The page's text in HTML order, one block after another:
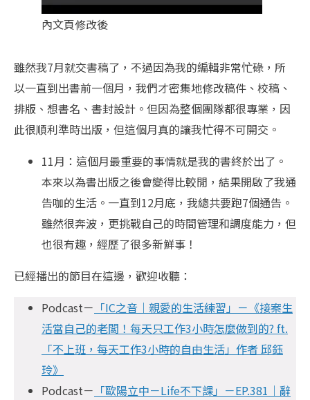
內文頁修改後
雖然我7月就交書稿了，不過因為我的編輯非常忙碌，所
以一直到出書前一個月，我們才密集地修改稿件、校稿、
排版、想書名、書封設計。但因為整個團隊都很專業，因
此很順利準時出版，但這個月真的讓我忙得不可開交。
11月：這個月最重要的事情就是我的書終於出了。
本來以為書出版之後會變得比較閒，結果開啟了我通
告咖的生活。一直到12月底，我總共要跑7個通告。
雖然很奔波，更挑戰自己的時間管理和調度能力，但
也很有趣，經歷了很多新鮮事！
已經播出的節目在這邊，歡迎收聽：
Podcast－ 「IC之音｜親愛的生活練習」－《接案生
活當自己的老闆！每天只工作3小時怎麼做到的? ft.
「不上班，每天工作3小時的自由生活」作者 邱鈺
玲》
Podcast－ 「歐陽立中－Life不下課」－EP.381｜辭